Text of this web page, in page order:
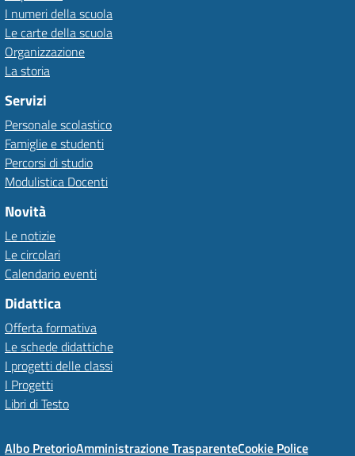
I numeri della scuola
Le carte della scuola
Organizzazione
La storia
Servizi
Personale scolastico
Famiglie e studenti
Percorsi di studio
Modulistica Docenti
Novità
Le notizie
Le circolari
Calendario eventi
Didattica
Offerta formativa
Le schede didattiche
I progetti delle classi
I Progetti
Libri di Testo
Albo PretorioAmministrazione TrasparenteCookie Police